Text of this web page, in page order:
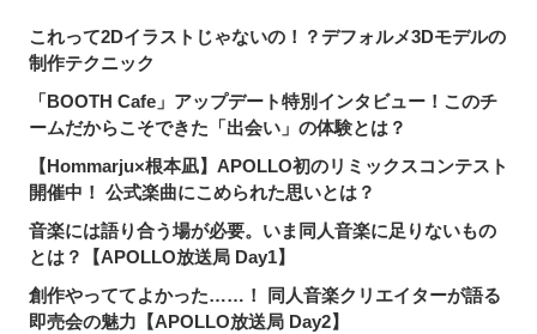
これって2Dイラストじゃないの！？デフォルメ3Dモデルの
制作テクニック
「BOOTH Cafe」アップデート特別インタビュー！このチ
ームだからこそできた「出会い」の体験とは？
【Hommarju×根本凪】APOLLO初のリミックスコンテスト
開催中！ 公式楽曲にこめられた思いとは？
音楽には語り合う場が必要。いま同人音楽に足りないもの
とは？【APOLLO放送局 Day1】
創作やっててよかった……！ 同人音楽クリエイターが語る
即売会の魅力【APOLLO放送局 Day2】